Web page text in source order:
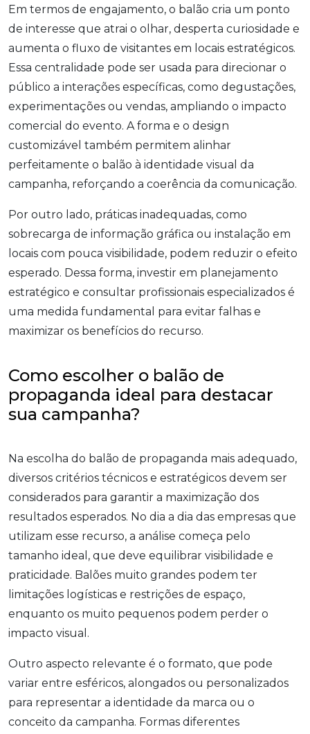
Em termos de engajamento, o balão cria um ponto
de interesse que atrai o olhar, desperta curiosidade e
aumenta o fluxo de visitantes em locais estratégicos.
Essa centralidade pode ser usada para direcionar o
público a interações específicas, como degustações,
experimentações ou vendas, ampliando o impacto
comercial do evento. A forma e o design
customizável também permitem alinhar
perfeitamente o balão à identidade visual da
campanha, reforçando a coerência da comunicação.
Por outro lado, práticas inadequadas, como
sobrecarga de informação gráfica ou instalação em
locais com pouca visibilidade, podem reduzir o efeito
esperado. Dessa forma, investir em planejamento
estratégico e consultar profissionais especializados é
uma medida fundamental para evitar falhas e
maximizar os benefícios do recurso.
Como escolher o balão de
propaganda ideal para destacar
sua campanha?
Na escolha do balão de propaganda mais adequado,
diversos critérios técnicos e estratégicos devem ser
considerados para garantir a maximização dos
resultados esperados. No dia a dia das empresas que
utilizam esse recurso, a análise começa pelo
tamanho ideal, que deve equilibrar visibilidade e
praticidade. Balões muito grandes podem ter
limitações logísticas e restrições de espaço,
enquanto os muito pequenos podem perder o
impacto visual.
Outro aspecto relevante é o formato, que pode
variar entre esféricos, alongados ou personalizados
para representar a identidade da marca ou o
conceito da campanha. Formas diferentes